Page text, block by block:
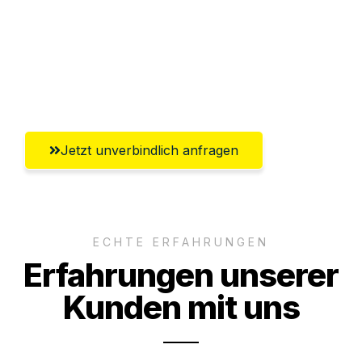
Jetzt unverbindlich anfragen
ECHTE ERFAHRUNGEN
Erfahrungen unserer
Kunden mit uns